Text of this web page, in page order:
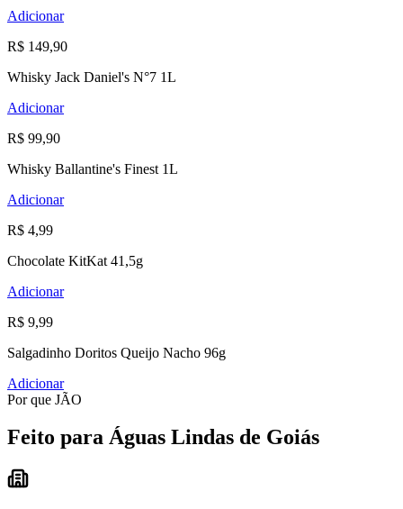
Adicionar
R$ 149,90
Whisky Jack Daniel's N°7 1L
Adicionar
R$ 99,90
Whisky Ballantine's Finest 1L
Adicionar
R$ 4,99
Chocolate KitKat 41,5g
Adicionar
R$ 9,99
Salgadinho Doritos Queijo Nacho 96g
Adicionar
Por que JÃO
Feito para Águas Lindas de Goiás